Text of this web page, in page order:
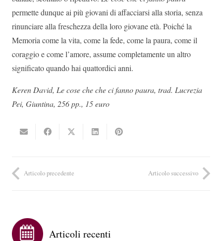
permette dunque ai più giovani di affacciarsi alla storia, senza
rinunciare alla freschezza della loro giovane età. Poiché la
Memoria come la vita, come la fede, come la paura, come il
coraggio e come l’amore, assume completamente un altro
significato quando hai quattordici anni.
Keren David, Le cose che che ci fanno paura, trad. Lucrezia
Pei, Giuntina, 256 pp., 15 euro
Articolo precedente Articolo successivo
Articoli recenti